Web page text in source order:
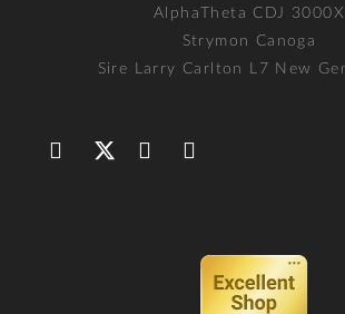
AlphaTheta CDJ 3000X
Strymon Canoga
Sire Larry Carlton L7 New